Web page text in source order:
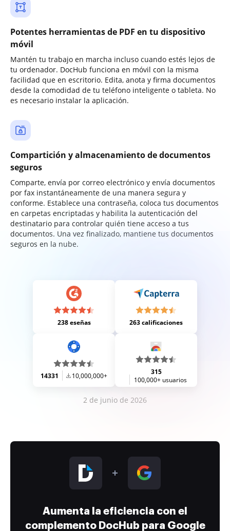
Potentes herramientas de PDF en tu dispositivo
móvil
Mantén tu trabajo en marcha incluso cuando estés lejos de
tu ordenador. DocHub funciona en móvil con la misma
facilidad que en escritorio. Edita, anota y firma documentos
desde la comodidad de tu teléfono inteligente o tableta. No
es necesario instalar la aplicación.
Compartición y almacenamiento de documentos
seguros
Comparte, envía por correo electrónico y envía documentos
por fax instantáneamente de una manera segura y
conforme. Establece una contraseña, coloca tus documentos
en carpetas encriptadas y habilita la autenticación del
destinatario para controlar quién tiene acceso a tus
documentos. Una vez finalizado, mantiene tus documentos
seguros en la nube.
238 eseñas 263 calificaciones
14331 10,000,000+
315
100,000+ usuarios
2 de junio de 2026
Aumenta la eficiencia con el
complemento DocHub para Google